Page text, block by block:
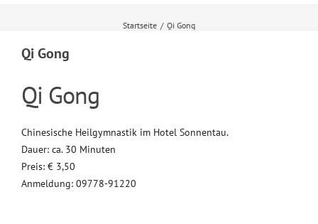
Startseite / Qi Gong
Qi Gong
Qi Gong
Chinesische Heilgymnastik im Hotel Sonnentau.
Dauer: ca. 30 Minuten
Preis: € 3,50
Anmeldung: 09778-91220